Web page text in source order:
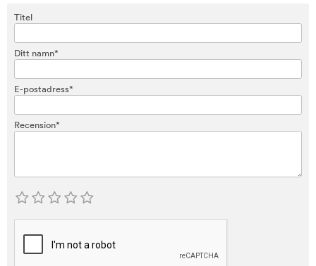
Titel
Ditt namn*
E-postadress*
Recension*